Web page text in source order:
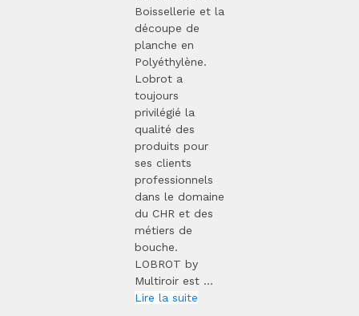
Boissellerie et la
découpe de
planche en
Polyéthylène.
Lobrot a
toujours
privilégié la
qualité des
produits pour
ses clients
professionnels
dans le domaine
du CHR et des
métiers de
bouche.
LOBROT by
Multiroir est ...
Lire la suite